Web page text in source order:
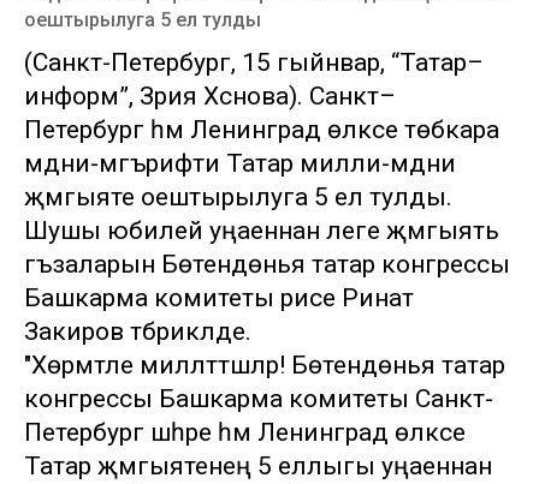
оештырылуга 5 ел тулды
(Санкт-Петербург, 15 гыйнвар, “Татар–
информ”, Зәрия Хәсәнова). Санкт–
Петербург һәм Ленинград өлкәсе төбәкара
мәдәни-мәгърифәти Татар милли-мәдәни
җәмгыяте оештырылуга 5 ел тулды.
Шушы юбилей уңаеннан әлеге җәмгыять
әгъзаларын Бөтендөнья татар конгрессы
Башкарма комитеты рәисе Ринат
Закиров тәбрикләде.
"Хөрмәтле милләттәшләр! Бөтендөнья татар
конгрессы Башкарма комитеты Санкт-
Петербург шәһәре һәм Ленинград өлкәсе
Татар җәмгыятенең 5 еллыгы уңаеннан